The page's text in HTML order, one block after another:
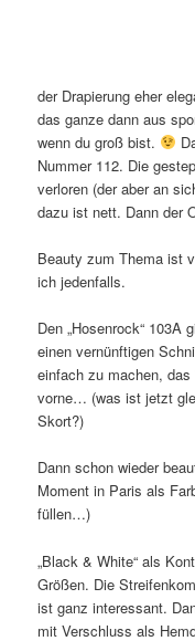
der Drapierung eher
das ganze dann aus
wenn du groß bist.
Nummer 112. Die
verloren (der aber an
dazu ist nett. Dann der
Beauty zum Thema ist
ich jedenfalls.
Den „Hosenrock“ 103A
einen vernünftigen
einfach zu machen,
vorne… (was ist jetzt
Skort?)
Dann schon wieder
Moment in Paris als
füllen…)
„Black & White“ als
Größen. Die
ist ganz interessant.
mit Verschluss als